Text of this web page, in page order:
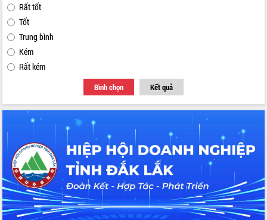
Rất tốt
Tốt
Trung bình
Kém
Rất kém
Bình chọn Kết quả